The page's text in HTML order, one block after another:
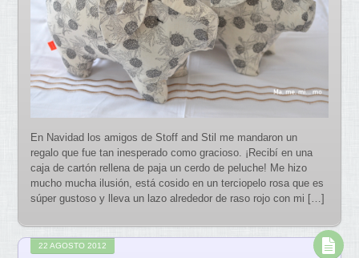
En Navidad los amigos de Stoff and Stil me mandaron un
regalo que fue tan inesperado como gracioso. ¡Recibí en una
caja de cartón rellena de paja un cerdo de peluche! Me hizo
mucho mucha ilusión, está cosido en un terciopelo rosa que es
súper gustoso y lleva un lazo alrededor de raso rojo con mi […]
22 AGOSTO 2012